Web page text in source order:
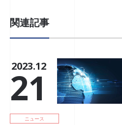
関連記事
2023.12
21
ニュース